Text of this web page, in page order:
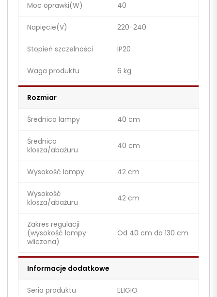
Moc oprawki(W) 40
Napięcie(V) 220-240
Stopień szczelności IP20
Waga produktu 6 kg
Rozmiar
Średnica lampy 40 cm
Średnica
klosza/abażuru
40 cm
Wysokość lampy 42 cm
Wysokość
klosza/abażuru
42 cm
Zakres regulacji
(wysokość lampy
wliczona)
Od 40 cm do 130 cm
Informacje dodatkowe
Seria produktu ELIGIO